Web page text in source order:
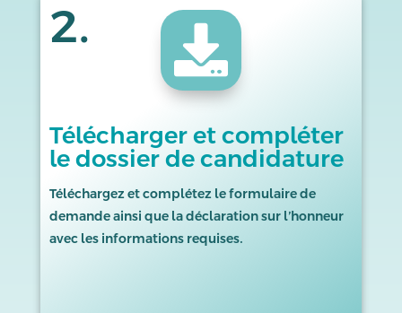
2. 
Télécharger et compléter
le dossier de candidature
Téléchargez et complétez le formulaire de
demande ainsi que la déclaration sur l’honneur
avec les informations requises.